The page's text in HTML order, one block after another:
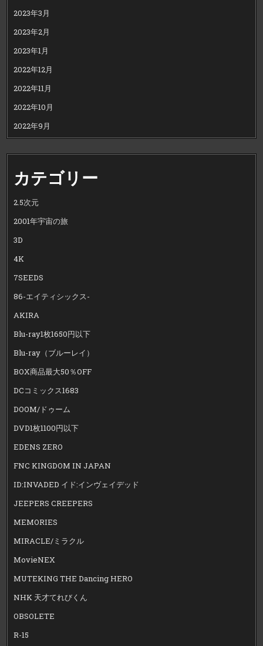
2023年3月
2023年2月
2023年1月
2022年12月
2022年11月
2022年10月
2022年9月
カテゴリー
2.5次元
2001年宇宙の旅
3D
4K
7SEEDS
86-エイティシックス-
AKIRA
Blu-ray1枚1650円以下
Blu-ray（ブルーレイ）
BOX商品最大50％OFF
DCコミックス1683
DOOM/ドゥーム
DVD1枚1100円以下
EDENS ZERO
FNC KINGDOM IN JAPAN
ID:INVADED イド:インヴェイデッド
JEEPERS CREEPERS
MEMORIES
MIRACLE/ミラクル
MovieNEX
MUTEKING THE Dancing HERO
NHK 天才てれびくん
OBSOLETE
R-15